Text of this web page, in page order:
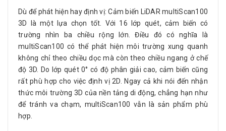
Dù để phát hiện hay định vị: Cảm biến LiDAR multiScan100
3D là một lựa chọn tốt. Với 16 lớp quét, cảm biến có
trường nhìn ba chiều rộng lớn. Điều đó có nghĩa là
multiScan100 có thể phát hiện môi trường xung quanh
không chỉ theo chiều dọc mà còn theo chiều ngang ở chế
độ 3D. Do lớp quét 0° có độ phân giải cao, cảm biến cũng
rất phù hợp cho việc định vị 2D. Ngay cả khi nói đến nhận
thức môi trường 3D của nền tảng di động, chẳng hạn như
để tránh va chạm, multiScan100 vẫn là sản phẩm phù
hợp.